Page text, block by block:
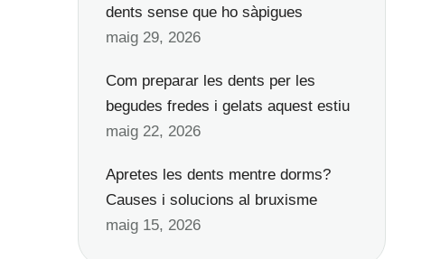
dents sense que ho sàpigues
maig 29, 2026
Com preparar les dents per les
begudes fredes i gelats aquest estiu
maig 22, 2026
Apretes les dents mentre dorms?
Causes i solucions al bruxisme
maig 15, 2026